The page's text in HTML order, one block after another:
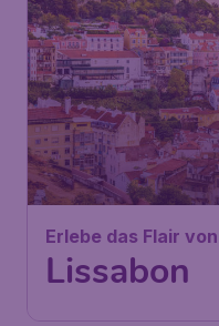
Erlebe das Flair von
Lissabon
Schwechat
Portela